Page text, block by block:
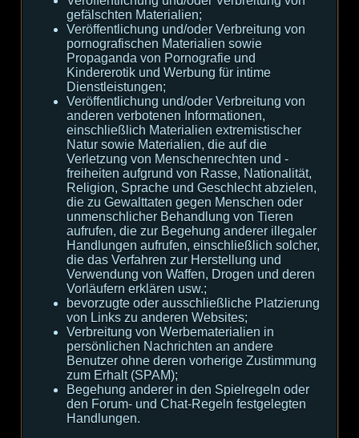
gefälschten Materialien;
Veröffentlichung und/oder Verbreitung von
pornografischen Materialien sowie
Propaganda von Pornografie und
Kindererotik und Werbung für intime
Dienstleistungen;
Veröffentlichung und/oder Verbreitung von
anderen verbotenen Informationen,
einschließlich Materialien extremistischer
Natur sowie Materialien, die auf die
Verletzung von Menschenrechten und -
freiheiten aufgrund von Rasse, Nationalität,
Religion, Sprache und Geschlecht abzielen,
die zu Gewalttaten gegen Menschen oder
unmenschlicher Behandlung von Tieren
aufrufen, die zur Begehung anderer illegaler
Handlungen aufrufen, einschließlich solcher,
die das Verfahren zur Herstellung und
Verwendung von Waffen, Drogen und deren
Vorläufern erklären usw.;
bevorzugte oder ausschließliche Platzierung
von Links zu anderen Websites;
Verbreitung von Werbematerialien in
persönlichen Nachrichten an andere
Benutzer ohne deren vorherige Zustimmung
zum Erhalt (SPAM);
Begehung anderer in den Spielregeln oder
den Forum- und Chat-Regeln festgelegten
Handlungen.